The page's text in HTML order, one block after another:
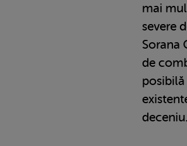
mai
severe
Sorana
de
deceniu.